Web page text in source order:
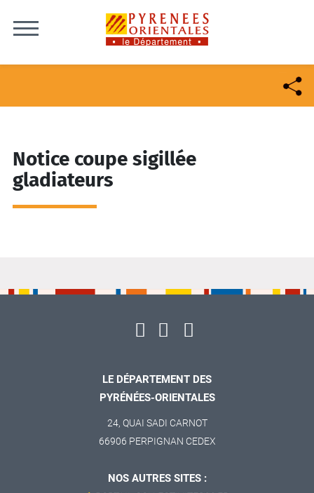
Notice coupe sigillée
gladiateurs
LE DÉPARTEMENT DES
PYRÉNÉES-ORIENTALES
24, QUAI SADI CARNOT
66906 PERPIGNAN CEDEX
NOS AUTRES SITES :